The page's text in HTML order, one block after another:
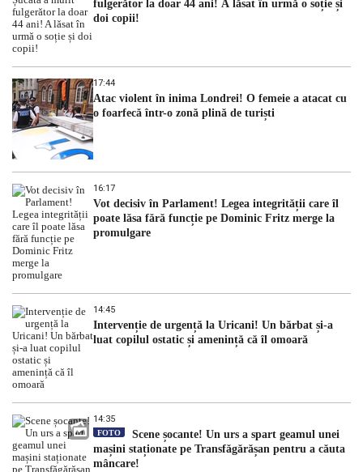
fulgerător la doar 44 ani! A lăsat în urmă o soție și
doi copii!
17:44
Atac violent în inima Londrei! O femeie a atacat cu
o foarfecă într-o zonă plină de turiști
16:17
Vot decisiv în Parlament! Legea integrității care îl
poate lăsa fără funcție pe Dominic Fritz merge la
promulgare
14:45
Intervenție de urgență la Uricani! Un bărbat și-a
luat copilul ostatic și amenință că îl omoară
14:35
FOTO
Scene șocante! Un urs a spart geamul unei
mașini staționate pe Transfăgărășan pentru a căuta
mâncare!